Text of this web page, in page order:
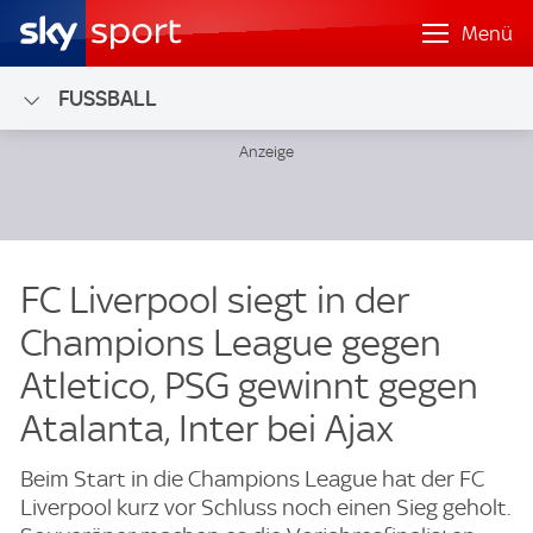
Menü
FUSSBALL
FC Liverpool siegt in der
Champions League gegen
Atletico, PSG gewinnt gegen
Atalanta, Inter bei Ajax
Beim Start in die Champions League hat der FC
Liverpool kurz vor Schluss noch einen Sieg geholt.